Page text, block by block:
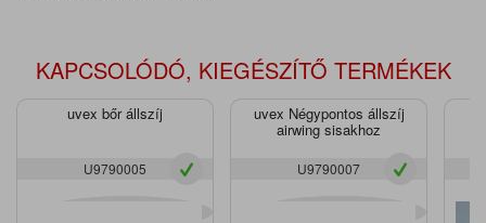
KAPCSOLÓDÓ, KIEGÉSZÍTŐ TERMÉKEK
uvex bőr állszíj
U9790005
uvex Négypontos állszíj
airwing sisakhoz
U9790007